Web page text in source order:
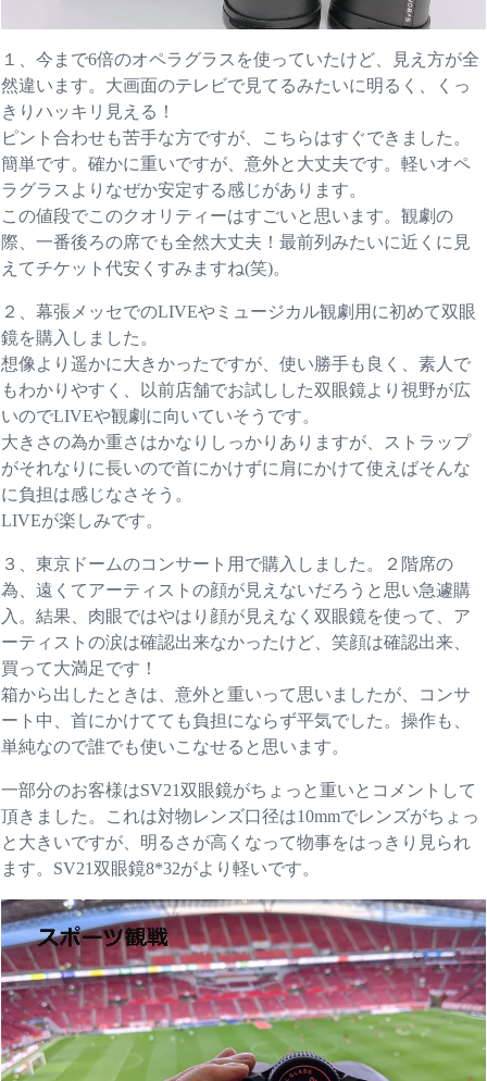
１、今まで6倍のオペラグラスを使っていたけど、見え方が全
然違います。大画面のテレビで見てるみたいに明るく、くっ
きりハッキリ見える！
ピント合わせも苦手な方ですが、こちらはすぐできました。
簡単です。確かに重いですが、意外と大丈夫です。軽いオペ
ラグラスよりなぜか安定する感じがあります。
この値段でこのクオリティーはすごいと思います。観劇の
際、一番後ろの席でも全然大丈夫！最前列みたいに近くに見
えてチケット代安くすみますね(笑)。
２、幕張メッセでのLIVEやミュージカル観劇用に初めて双眼
鏡を購入しました。
想像より遥かに大きかったですが、使い勝手も良く、素人で
もわかりやすく、以前店舗でお試しした双眼鏡より視野が広
いのでLIVEや観劇に向いていそうです。
大きさの為か重さはかなりしっかりありますが、ストラップ
がそれなりに長いので首にかけずに肩にかけて使えばそんな
に負担は感じなさそう。
LIVEが楽しみです。
３、東京ドームのコンサート用で購入しました。２階席の
為、遠くてアーティストの顔が見えないだろうと思い急遽購
入。結果、肉眼ではやはり顔が見えなく双眼鏡を使って、ア
ーティストの涙は確認出来なかったけど、笑顔は確認出来、
買って大満足です！
箱から出したときは、意外と重いって思いましたが、コンサ
ート中、首にかけてても負担にならず平気でした。操作も、
単純なので誰でも使いこなせると思います。
一部分のお客様はSV21双眼鏡がちょっと重いとコメントして
頂きました。これは対物レンズ口径は10mmでレンズがちょっ
と大きいですが、明るさが高くなって物事をはっきり見られ
ます。SV21双眼鏡8*32がより軽いです。